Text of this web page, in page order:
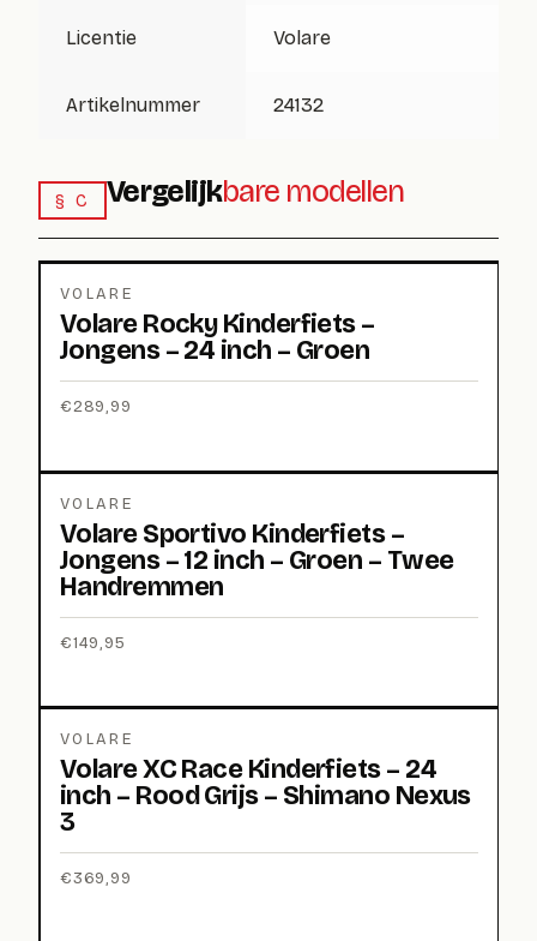
Licentie Volare
Artikelnummer 24132
§ C Vergelijkbare modellen
VOLARE
Volare Rocky Kinderfiets –
Jongens – 24 inch – Groen
€289,99
VOLARE
Volare Sportivo Kinderfiets –
Jongens – 12 inch – Groen – Twee
Handremmen
€149,95
VOLARE
Volare XC Race Kinderfiets – 24
inch – Rood Grijs – Shimano Nexus
3
€369,99